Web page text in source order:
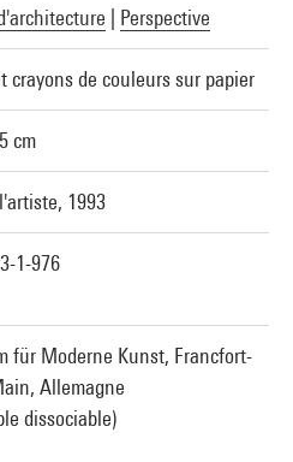
Perspective
crayons de couleurs sur papier
cm
1993
1-976
für Moderne Kunst, Francfort-
Allemagne
dissociable)